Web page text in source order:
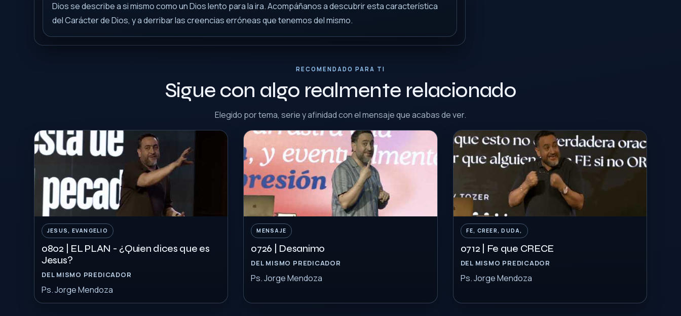
Dios se describe a si mismo como un Dios lento para la ira. Acompáñanos a descubrir esta característica
del Carácter de Dios, y a derribar las creencias erróneas que tenemos del mismo.
RECOMENDADO PARA TI
Sigue con algo realmente relacionado
Elegido por tema, serie y afinidad con el mensaje que acabas de ver.
JESUS, EVANGELIO
0802 | EL PLAN - ¿Quien dices que es
Jesus?
DEL MISMO PREDICADOR
Ps. Jorge Mendoza
MENSAJE
0726 | Desanimo
DEL MISMO PREDICADOR
Ps. Jorge Mendoza
FE, CREER, DUDA,
0712 | Fe que CRECE
DEL MISMO PREDICADOR
Ps. Jorge Mendoza